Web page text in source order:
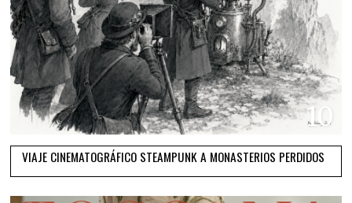
10
VIAJE CINEMATOGRÁFICO STEAMPUNK A MONASTERIOS PERDIDOS